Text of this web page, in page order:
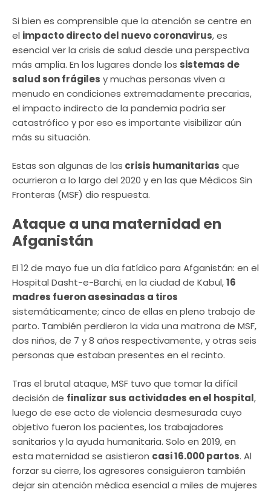
Si bien es comprensible que la atención se centre en
el impacto directo del nuevo coronavirus, es
esencial ver la crisis de salud desde una perspectiva
más amplia. En los lugares donde los sistemas de
salud son frágiles y muchas personas viven a
menudo en condiciones extremadamente precarias,
el impacto indirecto de la pandemia podría ser
catastrófico y por eso es importante visibilizar aún
más su situación.
Estas son algunas de las crisis humanitarias que
ocurrieron a lo largo del 2020 y en las que Médicos Sin
Fronteras (MSF) dio respuesta.
Ataque a una maternidad en
Afganistán
El 12 de mayo fue un día fatídico para Afganistán: en el
Hospital Dasht-e-Barchi, en la ciudad de Kabul,16
madres fueron asesinadas a tiros
sistemáticamente; cinco de ellas en pleno trabajo de
parto. También perdieron la vida una matrona de MSF,
dos niños, de 7 y 8 años respectivamente, y otras seis
personas que estaban presentes en el recinto.
Tras el brutal ataque, MSF tuvo que tomar la difícil
decisión de finalizar sus actividades en el hospital,
luego de ese acto de violencia desmesurada cuyo
objetivo fueron los pacientes, los trabajadores
sanitarios y la ayuda humanitaria. Solo en 2019, en
esta maternidad se asistieron casi 16.000 partos. Al
forzar su cierre, los agresores consiguieron también
dejar sin atención médica esencial a miles de mujeres